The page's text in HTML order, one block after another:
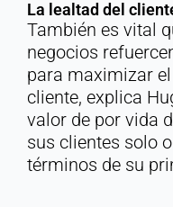
La lealtad del
También es vital
negocios
para maximizar el
cliente, explica
valor de por vida
sus clientes solo
términos de su